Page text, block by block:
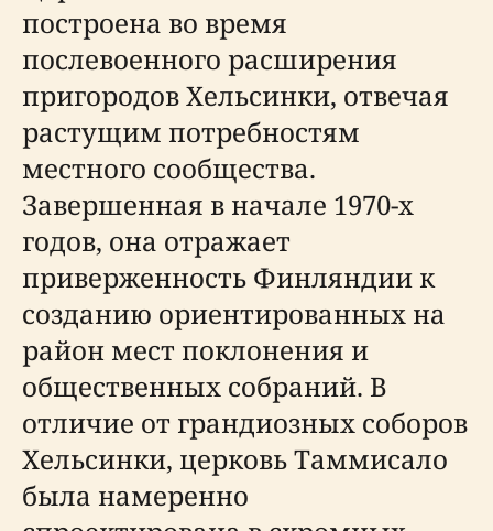
построена во время
послевоенного расширения
пригородов Хельсинки, отвечая
растущим потребностям
местного сообщества.
Завершенная в начале 1970-х
годов, она отражает
приверженность Финляндии к
созданию ориентированных на
район мест поклонения и
общественных собраний. В
отличие от грандиозных соборов
Хельсинки, церковь Таммисало
была намеренно